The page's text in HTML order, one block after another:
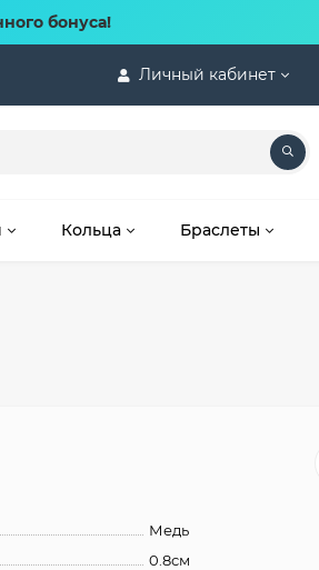
бонуса!
Личный кабинет
Кольца Браслеты
Медь
0.8см